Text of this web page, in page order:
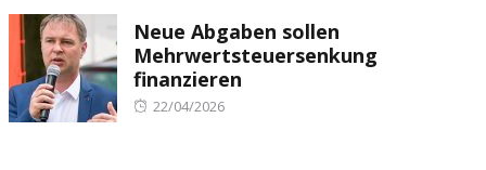
Neue Abgaben sollen
Mehrwertsteuersenkung
finanzieren
Posted
22/04/2026